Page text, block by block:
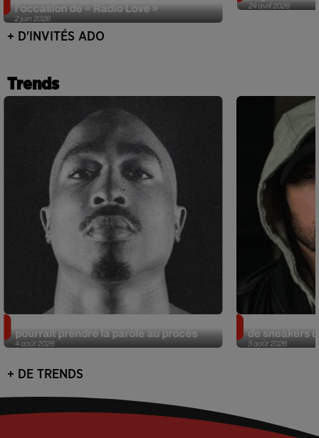
2 juin 2026
l'occasion de « Radio Love »
24 avril 2026
+ D'INVITÉS ADO
Trends
4 août 2026
pourrait prendre la parole au procès
3 août 2026
de sneakers
+ DE TRENDS